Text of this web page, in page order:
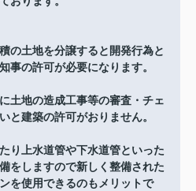
の土地を分譲すると開発行為と
事の許可が必要になります。
土地の造成工事等の審査・チェ
と建築の許可がおりません。
り上水道管や下水道管といった
をしますので新しく整備された
を使用できるのもメリットで